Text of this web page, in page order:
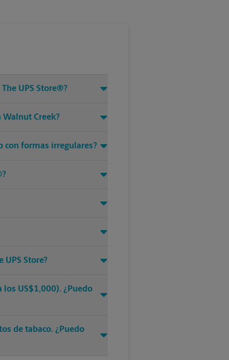
UPS Store®?
Walnut Creek?
con formas irregulares?
Store?
US$1,000). ¿Puedo
de tabaco. ¿Puedo